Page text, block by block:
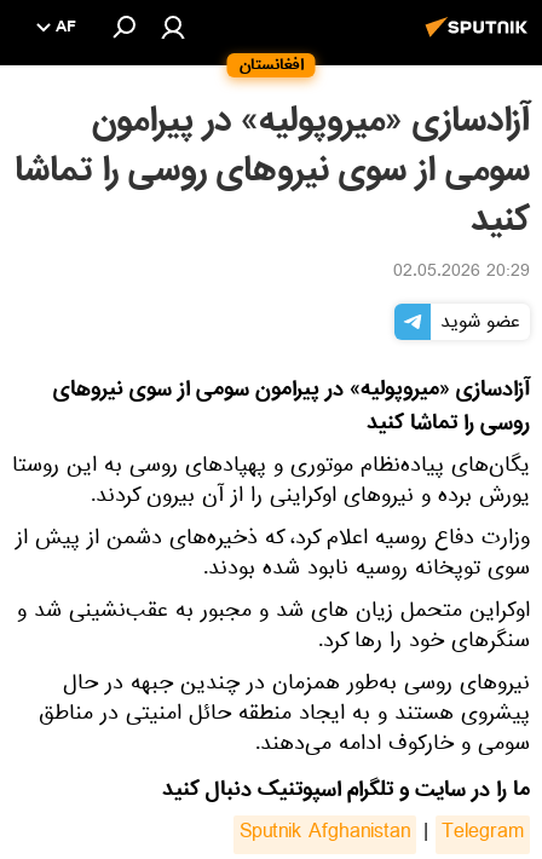
افغانستان
AF
آزادسازی «میروپولیه» در پیرامون
سومی از سوی نیروهای روسی را تماشا
کنید
20:29 02.05.2026
عضو شوید
آزادسازی «میروپولیه» در پیرامون سومی از سوی نیروهای
روسی را تماشا کنید
یگان‌های پیاده‌نظام موتوری و پهپادهای روسی به این روستا
یورش برده و نیروهای اوکراینی را از آن بیرون کردند.
وزارت دفاع روسیه اعلام کرد، که ذخیره‌های دشمن از پیش از
سوی توپخانه روسیه نابود شده بودند.
اوکراین متحمل زیان های شد و مجبور به عقب‌نشینی شد و
سنگرهای خود را رها کرد.
نیروهای روسی به‌طور همزمان در چندین جبهه در حال
پیشروی هستند و به ایجاد منطقه حائل امنیتی در مناطق
سومی و خارکوف ادامه می‌دهند.
ما را در سایت و تلگرام اسپوتنیک دنبال کنید
Sputnik Afghanistan | Telegram